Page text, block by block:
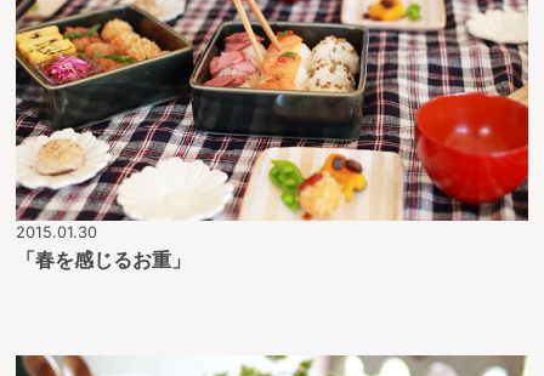
2015.01.30
「春を感じるお重」